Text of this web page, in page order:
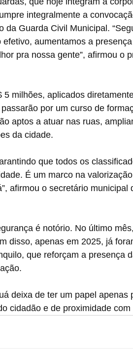
integralmente a
Guarda Civil Municipal.
aumentamos a
pra nossa gente”, afirmou o
milhões, aplicados
por um curso de
aptos a atuar nas ruas,
da cidade.
que todos os
É um marco na
afirmou o secretário municipal
é notório. No último
disso, apenas em 2025, já
que reforçam a presença
deixa de ter um papel apenas
cidadão e de proximidade